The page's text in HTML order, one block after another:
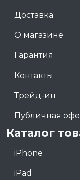
Доставка
О магазине
Гарантия
Контакты
Трейд-ин
Публичная
Каталог
iPhone
iPad